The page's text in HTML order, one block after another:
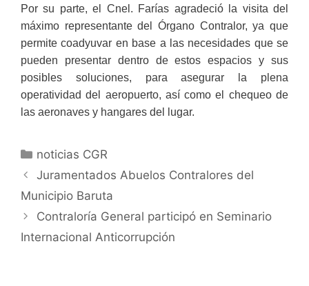
Por su parte, el Cnel. Farías agradeció la visita del
máximo representante del Órgano Contralor, ya que
permite coadyuvar en base a las necesidades que se
pueden presentar dentro de estos espacios y sus
posibles soluciones, para asegurar la plena
operatividad del aeropuerto, así como el chequeo de
las aeronaves y hangares del lugar.
noticias CGR
Juramentados Abuelos Contralores del
Municipio Baruta
Contraloría General participó en Seminario
Internacional Anticorrupción